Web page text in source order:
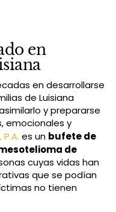
en
en desarrollarse
de Luisiana
y prepararse
emocionales y
es un bufete de
de
cuyas vidas han
que se podían
no tienen